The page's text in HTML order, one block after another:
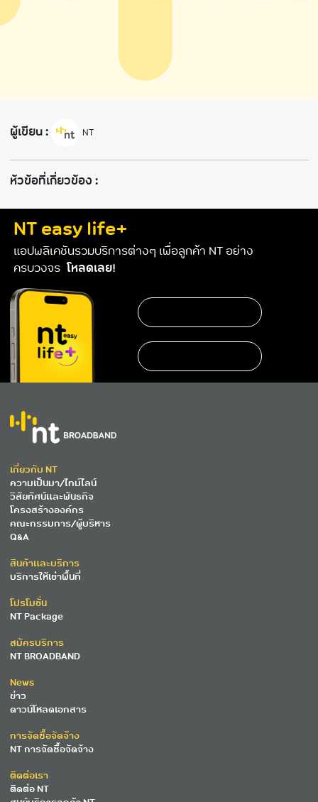
ผู้เขียน : NT
ห้วข้อที่เกี่ยวข้อง :
NT easy life+
แอปพลิเคชันรวมบริการต่างๆ เพื่อลูกค้า NT อย่าง
ครบวงจร โหลดเลย!
เกี่ยวกับ NT
ความเป็นมา/ไทม์ไลน์
วิสัยทัศน์และพันธกิจ
โครงสร้างองค์กร
คณะกรรมการ/ผู้บริหาร
Q&A
สินค้าและบริการ
บริการให้เช่าพื้นที่
โปรโมชั่น
NT Package
สมัครบริการ
NT BROADBAND
News
ข่าว
ดาวน์โหลดเอกสาร
การจัดซื้อจัดจ้าง
NT การจัดซื้อจัดจ้าง
ติดต่อเรา
ติดต่อ NT